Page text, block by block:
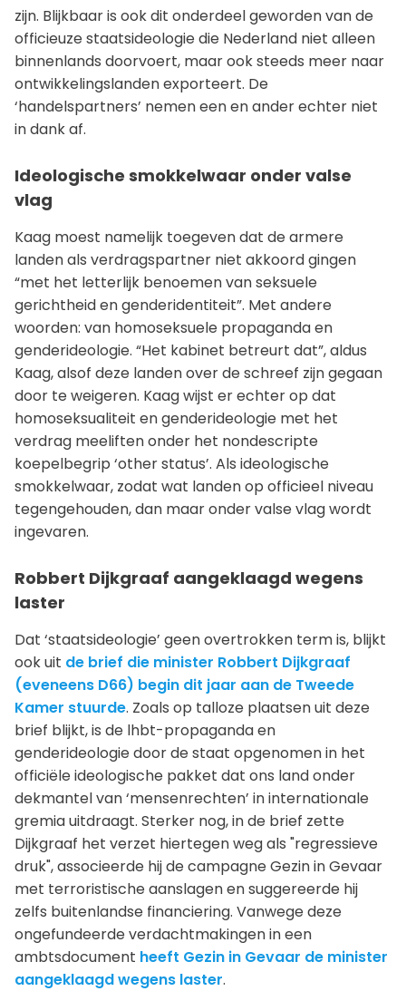
zijn. Blijkbaar is ook dit onderdeel geworden van de
officieuze staatsideologie die Nederland niet alleen
binnenlands doorvoert, maar ook steeds meer naar
ontwikkelingslanden exporteert. De
‘handelspartners’ nemen een en ander echter niet
in dank af.
Ideologische smokkelwaar onder valse
vlag
Kaag moest namelijk toegeven dat de armere
landen als verdragspartner niet akkoord gingen
“met het letterlijk benoemen van seksuele
gerichtheid en genderidentiteit”. Met andere
woorden: van homoseksuele propaganda en
genderideologie. “Het kabinet betreurt dat”, aldus
Kaag, alsof deze landen over de schreef zijn gegaan
door te weigeren. Kaag wijst er echter op dat
homoseksualiteit en genderideologie met het
verdrag meeliften onder het nondescripte
koepelbegrip ‘other status’. Als ideologische
smokkelwaar, zodat wat landen op officieel niveau
tegengehouden, dan maar onder valse vlag wordt
ingevaren.
Robbert Dijkgraaf aangeklaagd wegens
laster
Dat ‘staatsideologie’ geen overtrokken term is, blijkt
ook uit de brief die minister Robbert Dijkgraaf
(eveneens D66) begin dit jaar aan de Tweede
Kamer stuurde. Zoals op talloze plaatsen uit deze
brief blijkt, is de lhbt-propaganda en
genderideologie door de staat opgenomen in het
officiële ideologische pakket dat ons land onder
dekmantel van ‘mensenrechten’ in internationale
gremia uitdraagt. Sterker nog, in de brief zette
Dijkgraaf het verzet hiertegen weg als "regressieve
druk", associeerde hij de campagne Gezin in Gevaar
met terroristische aanslagen en suggereerde hij
zelfs buitenlandse financiering. Vanwege deze
ongefundeerde verdachtmakingen in een
ambtsdocument heeft Gezin in Gevaar de minister
aangeklaagd wegens laster.